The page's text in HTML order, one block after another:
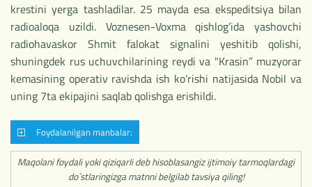
krestini yerga tashladilar. 25 mayda esa ekspeditsiya bilan
radioaloqa uzildi. Voznesen-Voxma qishlog’ida yashovchi
radiohavaskor Shmit falokat signalini yeshitib qolishi,
shuningdek rus uchuvchilarining reydi va "Krasin” muzyorar
kemasining operativ ravishda ish ko’rishi natijasida Nobil va
uning 7ta ekipajini saqlab qolishga erishildi.
Foydalanilgan manbalar:
Maqolani foydali yoki qiziqarli deb hisoblasangiz ijtimoiy tarmoqlardagi
do`stlaringizga matnni belgilab tavsiya qiling!